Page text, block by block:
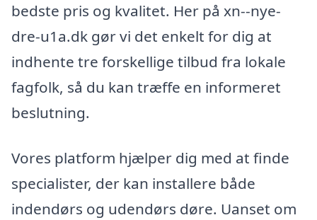
bedste pris og kvalitet. Her på xn--nye-
dre-u1a.dk gør vi det enkelt for dig at
indhente tre forskellige tilbud fra lokale
fagfolk, så du kan træffe en informeret
beslutning.
Vores platform hjælper dig med at finde
specialister, der kan installere både
indendørs og udendørs døre. Uanset om